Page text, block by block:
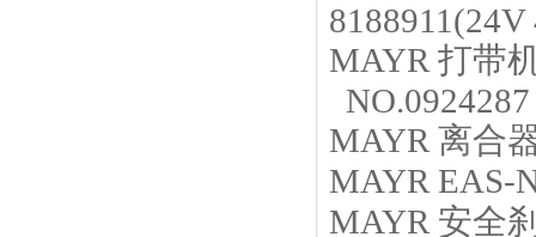
MAYR 打带
NO.0924287
MAYR 离合
MAYR EAS-
MAYR 安全